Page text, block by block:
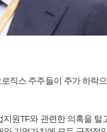
직스 주주들이 주가 하락
원TF와 관련한 의혹을 털